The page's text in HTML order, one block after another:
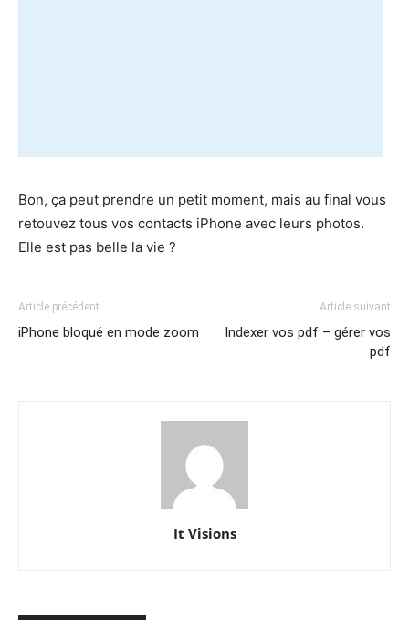
Bon, ça peut prendre un petit moment, mais au final vous
retouvez tous vos contacts iPhone avec leurs photos.
Elle est pas belle la vie ?
Article précédent
iPhone bloqué en mode zoom
Article suivant
Indexer vos pdf – gérer vos
pdf
It Visions